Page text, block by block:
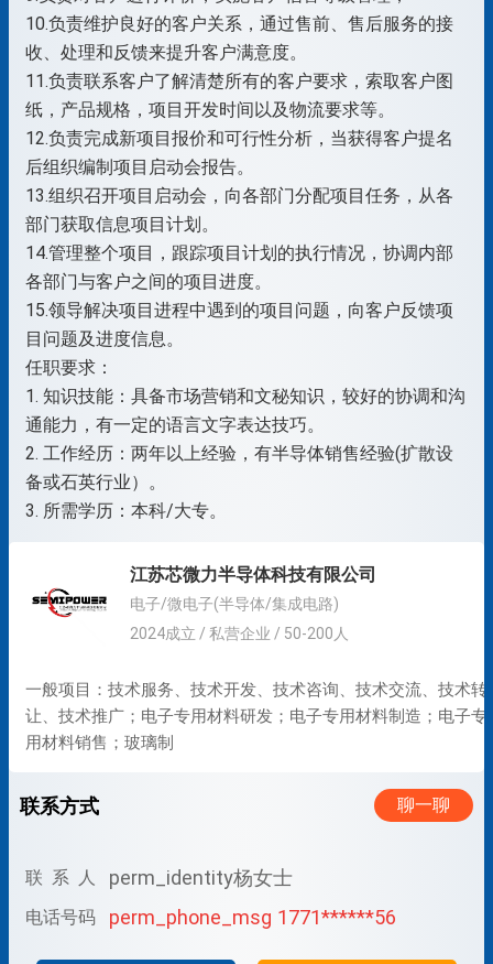
10.负责维护良好的客户关系，通过售前、售后服务的接
收、处理和反馈来提升客户满意度。
11.负责联系客户了解清楚所有的客户要求，索取客户图
纸，产品规格，项目开发时间以及物流要求等。
12.负责完成新项目报价和可行性分析，当获得客户提名
后组织编制项目启动会报告。
13.组织召开项目启动会，向各部门分配项目任务，从各
部门获取信息项目计划。
14.管理整个项目，跟踪项目计划的执行情况，协调内部
各部门与客户之间的项目进度。
15.领导解决项目进程中遇到的项目问题，向客户反馈项
目问题及进度信息。
任职要求：
1. 知识技能：具备市场营销和文秘知识，较好的协调和沟
通能力，有一定的语言文字表达技巧。
2. 工作经历：两年以上经验，有半导体销售经验(扩散设
备或石英行业）。
3. 所需学历：本科/大专。
江苏芯微力半导体科技有限公司
电子/微电子(半导体/集成电路)
2024成立 / 私营企业 / 50-200人
一般项目：技术服务、技术开发、技术咨询、技术交流、技术转
让、技术推广；电子专用材料研发；电子专用材料制造；电子专
用材料销售；玻璃制
联系方式 聊一聊
联 系 人 perm_identity杨女士
电话号码 perm_phone_msg 1771******56